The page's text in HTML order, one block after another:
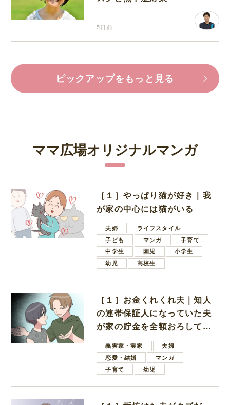
5日前
ピックアップをもっと見る
ママ広場オリジナルマンガ
［１］やっぱり猫が好き｜我
が家の中心には猫がいる
夫婦
ライフスタイル
子ども
マンガ
子育て
中学生
園児
小学生
幼児
高校生
［１］お金くれくれ夫｜知人
の連帯保証人になっていた夫
が家の貯金を全額おろしてほ
しいと言ってきた
義実家・実家
夫婦
恋愛・結婚
マンガ
子育て
幼児